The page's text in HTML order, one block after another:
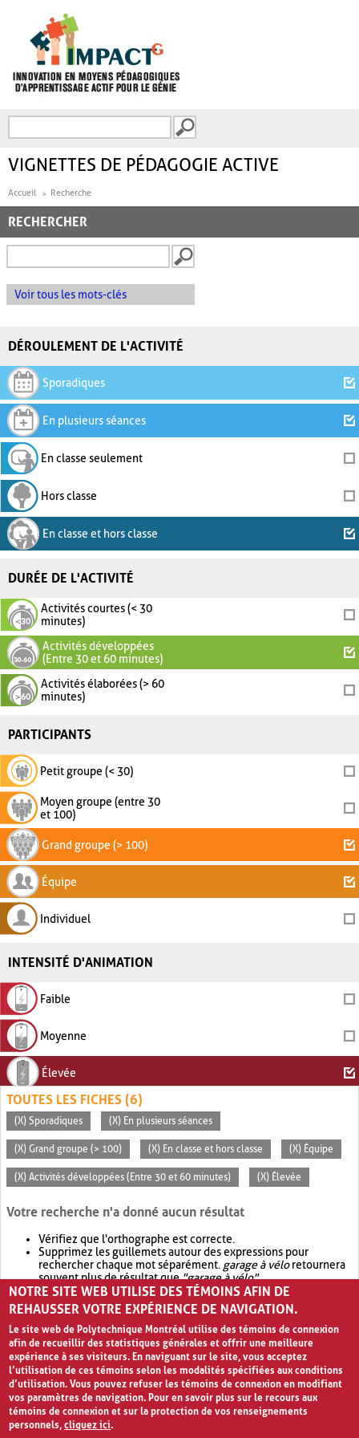
FORMULAIRE DE
VIGNETTES DE PÉDAGOGIE ACTIVE
Accueil Recherche
RECHERCHER
Voir tous les mots-clés
DÉROULEMENT DE L'ACTIVITÉ
Sporadiques
En plusieurs séances
En classe seulement
Hors classe
En classe et hors classe
DURÉE DE L'ACTIVITÉ
Activités courtes (< 30
minutes)
Activités développées
(Entre 30 et 60 minutes)
Activités élaborées (> 60
minutes)
PARTICIPANTS
Petit groupe (< 30)
Moyen groupe (entre 30
et 100)
Grand groupe (> 100)
Équipe
Individuel
INTENSITÉ D'ANIMATION
Faible
Moyenne
Élevée
TOUTES LES FICHES (6)
(X) Sporadiques (X) En plusieurs séances
(X) Grand groupe (> 100) (X) En classe et hors classe (X) Équipe
(X) Activités développées (Entre 30 et 60 minutes) (X) Élevée
Votre recherche n'a donné aucun résultat
Vérifiez que l'orthographe est correcte.
Supprimez les guillemets autour des expressions pour
rechercher chaque mot séparément. garage à véloretournera
souvent plus de résultat que"garage à vélo".
Envisagez d'élargir votre recherche avec OR.garage OR vélo
retournera souvent plus de résultat quegarage à vélo
NOTRE SITE WEB UTILISE DES TÉMOINS AFIN DE
REHAUSSER VOTRE EXPÉRIENCE DE NAVIGATION.
Le site web de Polytechnique Montréal utilise des témoins de connexion
afin de recueillir des statistiques générales et offrir une meilleure
expérience à ses visiteurs. En naviguant sur le site, vous acceptez
l’utilisation de ces témoins selon les modalités spécifiées aux conditions
d’utilisation. Vous pouvez refuser les témoins de connexion en modifiant
vos paramètres de navigation. Pour en savoir plus sur le recours aux
témoins de connexion et sur la protection de vos renseignements
personnels,cliquez ici.